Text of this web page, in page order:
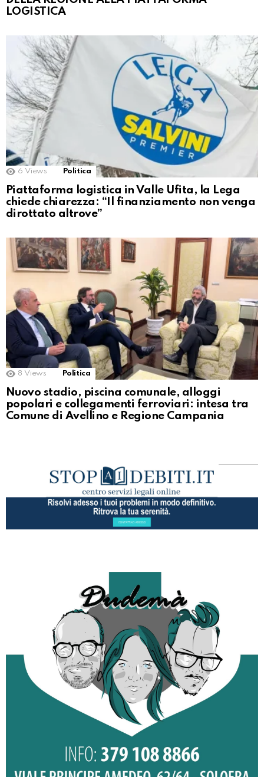
LOGISTICA
6 Views Politica
Piattaforma logistica in Valle Ufita, la Lega
chiede chiarezza: “Il finanziamento non venga
dirottato altrove”
8 Views Politica
Nuovo stadio, piscina comunale, alloggi
popolari e collegamenti ferroviari: intesa tra
Comune di Avellino e Regione Campania